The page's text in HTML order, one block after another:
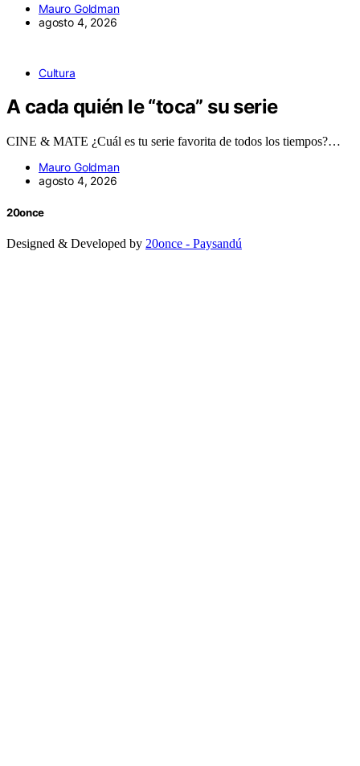
Mauro Goldman
agosto 4, 2026
Cultura
A cada quién le “toca” su serie
CINE & MATE ¿Cuál es tu serie favorita de todos los tiempos?…
Mauro Goldman
agosto 4, 2026
20once
Designed & Developed by 20once - Paysandú